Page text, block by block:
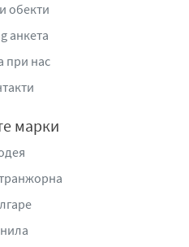
обекти
анкета
при нас
марки